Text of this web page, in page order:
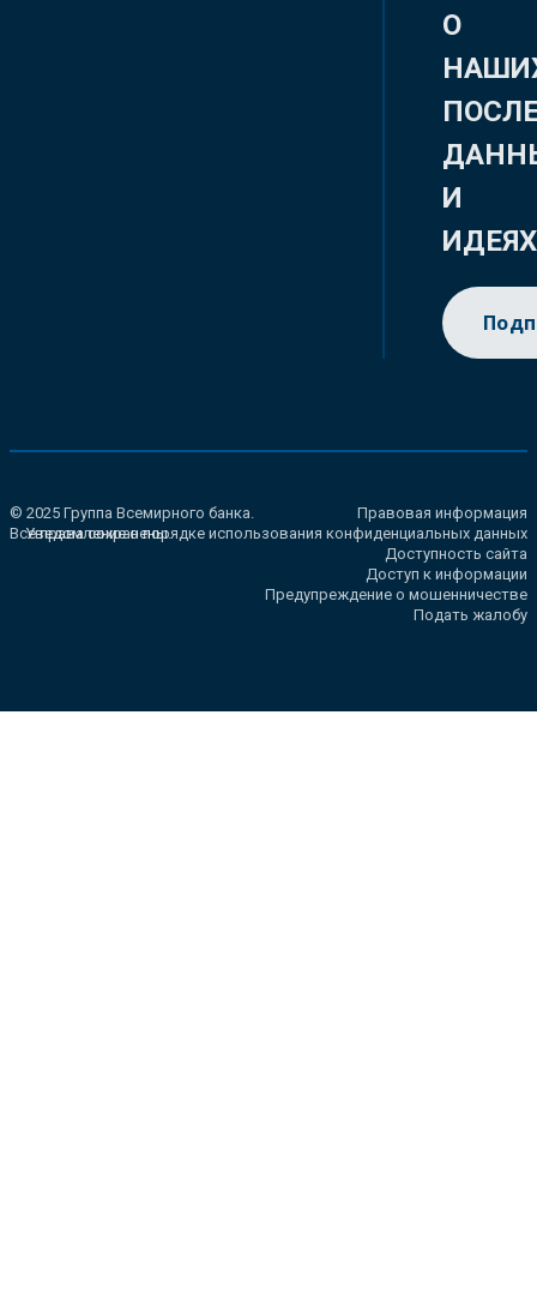
О
И
ИДЕЯХ
© 2025 Группа Всемирного банка.
Все права сохранены.
Правовая информация
Уведомление о порядке использования конфиденциальных данных
Доступность сайта
Доступ к информации
Предупреждение о мошенничестве
Подать жалобу